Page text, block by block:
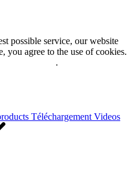
possible service, our website
you agree to the use of cookies.
.
Téléchargement Videos